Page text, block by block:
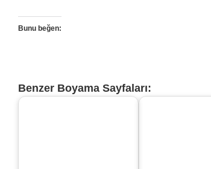
Bunu beğen:
Benzer Boyama Sayfaları: